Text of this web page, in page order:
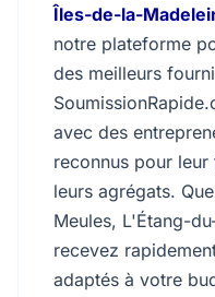
Îles-de-la-
notre plateforme
des meilleurs
avec des
reconnus pour
leurs agrégats.
Meules, L'Étang-
recevez
adaptés à votre